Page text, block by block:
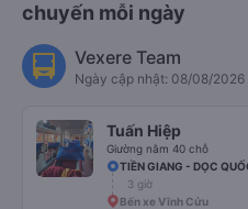
chuyến mỗi ngày
Vexere Team
Ngày cập nhật: 08/08/2026
Tuấn Hiệp
Giường nằm 40 chỗ
TIỀN GIANG - DỌC
3 giờ
Bến xe Vĩnh Cửu